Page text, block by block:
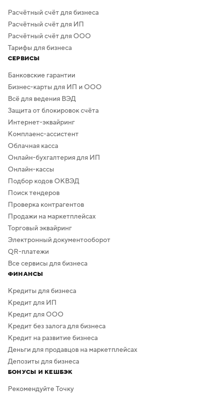
Расчётный счёт для бизнеса
Расчётный счёт для ИП
Расчётный счёт для ООО
Тарифы для бизнеса
СЕРВИСЫ
Банковские гарантии
Бизнес-карты для ИП и ООО
Всё для ведения ВЭД
Защита от блокировок счёта
Интернет-эквайринг
Комплаенс-ассистент
Облачная касса
Онлайн-бухгалтерия для ИП
Онлайн-кассы
Подбор кодов ОКВЭД
Поиск тендеров
Проверка контрагентов
Продажи на маркетплейсах
Торговый эквайринг
Электронный документооборот
QR-платежи
Все сервисы для бизнеса
ФИНАНСЫ
Кредиты для бизнеса
Кредит для ИП
Кредит для ООО
Кредит без залога для бизнеса
Кредит на развитие бизнеса
Деньги для продавцов на маркетплейсах
Депозиты для бизнеса
БОНУСЫ И КЕШБЭК
Рекомендуйте Точку